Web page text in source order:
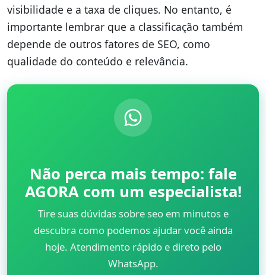
visibilidade e a taxa de cliques. No entanto, é
importante lembrar que a classificação também
depende de outros fatores de SEO, como
qualidade do conteúdo e relevância.
Não perca mais tempo: fale
AGORA com um especialista!
Tire suas dúvidas sobre seo em minutos e
descubra como podemos ajudar você ainda
hoje. Atendimento rápido e direto pelo
WhatsApp.